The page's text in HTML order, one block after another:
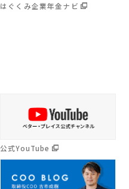
はぐくみ企業年金ナビ
公式YouTube